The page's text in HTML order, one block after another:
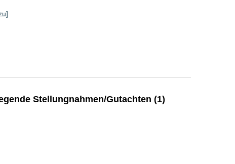
Stellungnahmen/Gutachten (1)